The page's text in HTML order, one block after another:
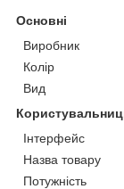
Основні
Виробник
Колір
Вид
Інтерфейс
Назва товару
Потужність